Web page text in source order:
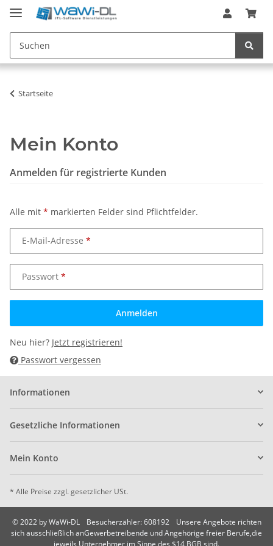
Startseite
Mein Konto
Anmelden für registrierte Kunden
Alle mit * markierten Felder sind Pflichtfelder.
E-Mail-Adresse
Passwort
Anmelden
Neu hier? Jetzt registrieren!
Passwort vergessen
Informationen
Gesetzliche Informationen
Mein Konto
* Alle Preise zzgl. gesetzlicher USt.
© 2022 by WaWi-DL Besucherzähler: 608192
Unsere Angebote richten
sich ausschließlich anGewerbetreibende und Angehörige freier Berufe,die
jeweils Unternehmer im Sinne des $14 BGB sind.